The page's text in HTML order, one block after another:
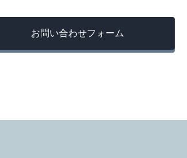
お問い合わせフォーム